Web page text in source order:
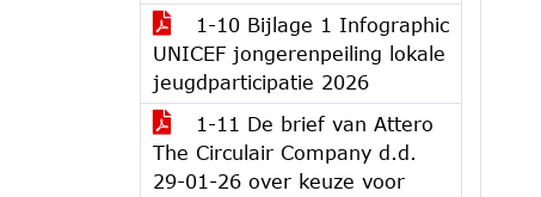
1-10 Bijlage 1 Infographic
UNICEF jongerenpeiling lokale
jeugdparticipatie 2026
1-11 De brief van Attero
The Circulair Company d.d.
29-01-26 over keuze voor